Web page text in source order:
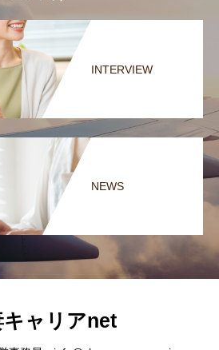
INTERVIEW
NEWS
キャリアnet